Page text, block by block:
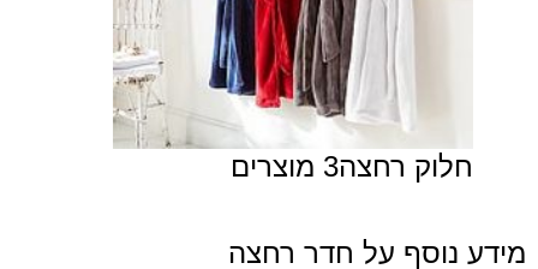
חלוק רחצה3 מוצרים
מידע נוסף על חדר רחצה